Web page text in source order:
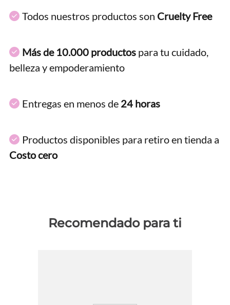
Todos nuestros productos son Cruelty Free
Más de 10.000 productos para tu cuidado,
belleza y empoderamiento
Entregas en menos de 24 horas
Productos disponibles para retiro en tienda a
Costo cero
Recomendado para ti